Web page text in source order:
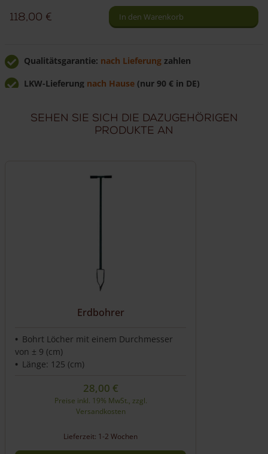
hoch
hoch
Menge
118,00 € In den Warenkorb
Qualitätsgarantie: nach Lieferung zahlen
LKW-Lieferung nach Hause (nur 90 € in DE)
Sehen Sie sich die dazugehörigen
Produkte an
Erdbohrer
Bohrt Löcher mit einem Durchmesser
von ± 9 (cm)
Länge: 125 (cm)
28,00 €
Preise inkl. 19% MwSt., zzgl.
Versandkosten
Lieferzeit: 1-2 Wochen